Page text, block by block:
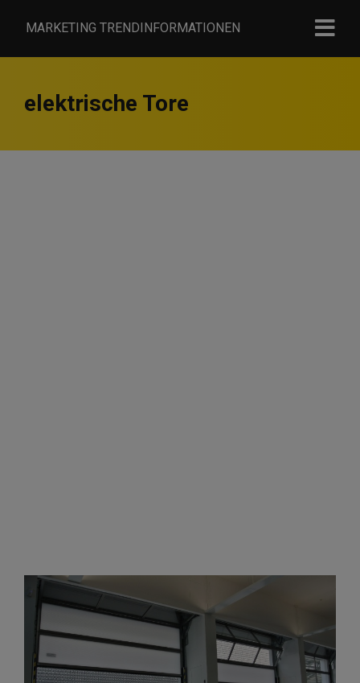
MARKETING TRENDINFORMATIONEN
elektrische Tore